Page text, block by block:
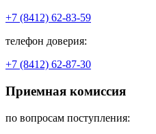
+7 (8412) 62-83-59
телефон доверия:
+7 (8412) 62-87-30
Приемная комиссия
по вопросам поступления: